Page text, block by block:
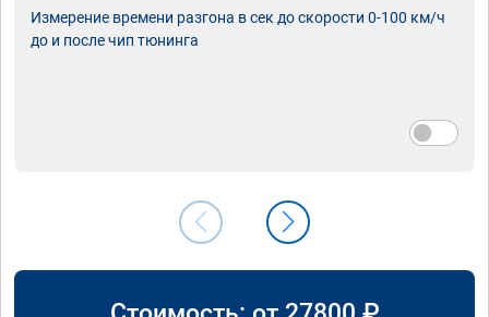
Измерение времени разгона в сек до скорости 0-100 км/ч
до и после чип тюнинга